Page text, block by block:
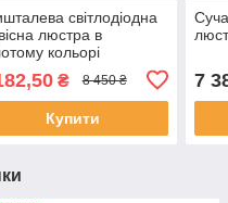
світлодіодна
люстра в
кольорі
₴ 8 450 ₴
Купити
7